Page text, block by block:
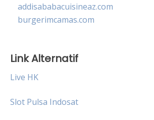
addisababacuisineaz.com
burgerimcamas.com
Link Alternatif
Live HK
Slot Pulsa Indosat